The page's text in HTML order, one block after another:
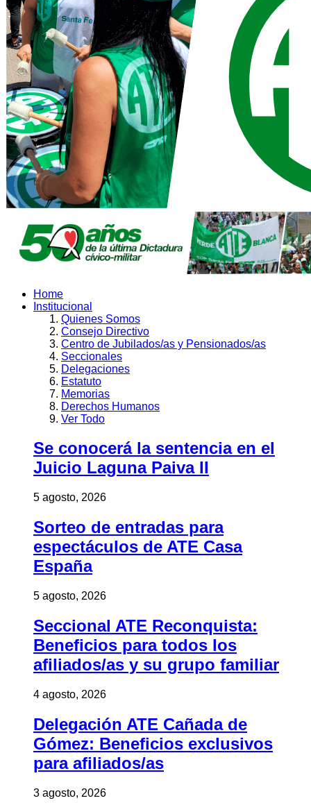
Home
Institucional
Quienes Somos
Consejo Directivo
Centro de Jubilados/as y Pensionados/as
Seccionales
Delegaciones
Estatuto
Memorias
Derechos Humanos
Ver Todo
Se conocerá la sentencia en el
Juicio Laguna Paiva II
5 agosto, 2026
Sorteo de entradas para
espectáculos de ATE Casa
España
5 agosto, 2026
Seccional ATE Reconquista:
Beneficios para todos los
afiliados/as y su grupo familiar
4 agosto, 2026
Delegación ATE Cañada de
Gómez: Beneficios exclusivos
para afiliados/as
3 agosto, 2026